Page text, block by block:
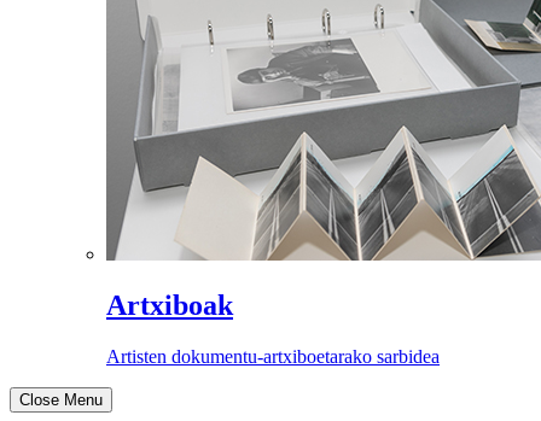
Artxiboak
Artisten dokumentu-artxiboetarako sarbidea
Close Menu